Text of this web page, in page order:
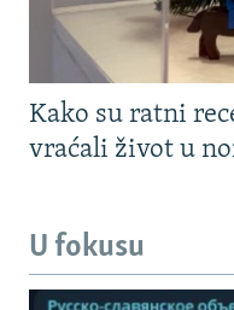
Kako su ratni
vraćali život u
U fokusu